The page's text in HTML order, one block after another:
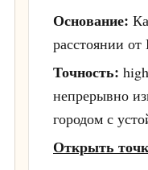
Основание:
расстоянии от
Точность:
непрерывно
городом с
Открыть